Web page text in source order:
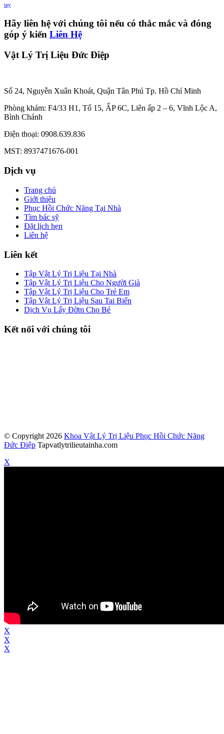
tay
Hãy liên hệ với chúng tôi nếu có thắc mắc và đóng
góp ý kiến Liên Hệ
Vật Lý Trị Liệu Đức Điệp
Số 24, Nguyễn Xuân Khoát, Quận Tân Phú Tp. Hồ Chí Minh
Phòng khám: F4/33 H1, Tổ 15, ẤP 6C, Liên ấp 2 – 6, Vĩnh Lộc A,
Bình Chánh
Điện thoại: 0908.639.836
MST: 8937471676-001
Dịch vụ
Trang chủ
Giới thiệu
Phục Hồi Chức Năng Tại Nhà
Tìm bác sỹ
Đặt lịch hẹn
Liên hệ
Liên kết
Tập Vật Lý Trị Liệu Tại Nhà
Tập Vật Lý Trị Liệu Cho Người Già
Tập Vật Lý Trị Liệu Cho Trẻ Em
Tập Vật Lý Trị Liệu Sau Tai Biến
Dịch Vụ Lấy Đờm Cho Bé
Kết nối với chúng tôi
© Copyright 2026 Khoa Vật Lý Trị Liệu Phục Hồi Chức Năng
Đức Điệp Tapvatlytrilieutainha.com
X
X
X
X